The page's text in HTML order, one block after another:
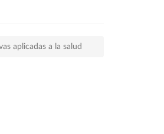
aplicadas a la salud